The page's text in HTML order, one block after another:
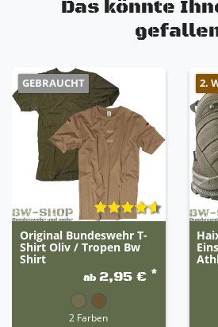
Nicht kreidend
Das könnte
GEBRAUCHT
Original Bundeswehr T-
Shirt Oliv / Tropen Bw
Shirt
ab 2,95 € *
2 Farben
2.